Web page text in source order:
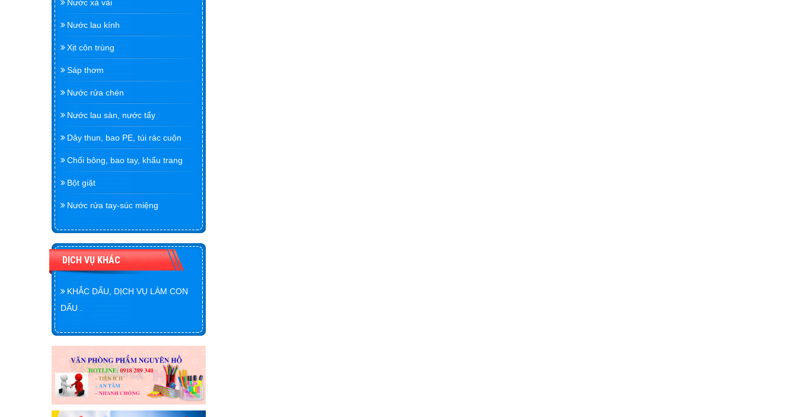
Nước xả vải
Nước lau kính
Xịt côn trùng
Sáp thơm
Nước rửa chén
Nước lau sàn, nước tẩy
Dây thun, bao PE, túi rác cuộn
Chổi bông, bao tay, khẩu trang
Bột giặt
Nước rửa tay-súc miệng
DỊCH VỤ KHÁC
KHẮC DẤU, DỊCH VỤ LÀM CON
DẤU .